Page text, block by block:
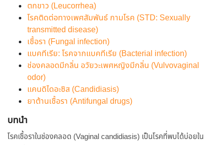
ตกขาว (Leucorrhea)
โรคติดต่อทางเพศสัมพันธ์ กามโรค (STD: Sexually
transmitted disease)
เชื้อรา (Fungal infection)
แบคทีเรีย: โรคจากแบคทีเรีย (Bacterial infection)
ช่องคลอดมีกลิ่น อวัยวะเพศหญิงมีกลิ่น (Vulvovaginal
odor)
แคนดิไดอะซิส (Candidiasis)
ยาต้านเชื้อรา (Antifungal drugs)
บทนำ
โรคเชื้อราในช่องคลอด (Vaginal candidiasis) เป็นโรคที่พบได้บ่อยใน